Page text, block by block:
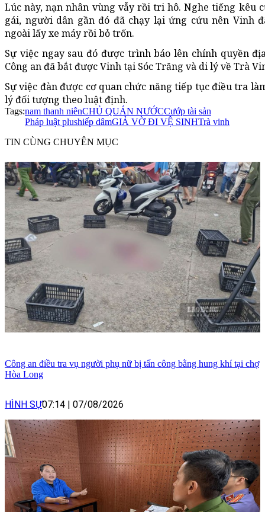
Lúc này, nạn nhân vùng vẫy rồi tri hô. Nghe tiếng kêu
gái, người dân gần đó đã chạy lại ứng cứu nên Vinh
ngoài lấy xe máy rồi bỏ trốn.
Sự việc ngay sau đó được trình báo lên chính quyền
Công an đã bắt được Vinh tại Sóc Trăng và di lý về Trà
Sự việc đàn được cơ quan chức năng tiếp tục điều tra
lý đối tượng theo luật định.
Tags:nam thanh niênCHỦ QUÁN NƯỚCCướp tài sản
Pháp luật plushiếp dâmGIẢ VỜ ĐI VỆ SINHTrà vinh
TIN CÙNG CHUYÊN MỤC
Công an điều tra vụ người phụ nữ bị tấn công bằng hung khí tại chợ
Hòa Long
HÌNH SỰ07:14 07/08/2026